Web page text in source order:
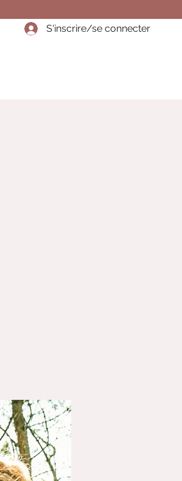
S'inscrire/se connecter